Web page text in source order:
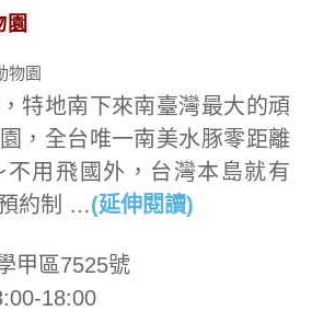
園
特地南下來南臺灣最大的頑
，全台唯一南美水豚零距離
不用飛國外，台灣本島就有
約制 …(延伸閱讀)
甲區7525號
18:00